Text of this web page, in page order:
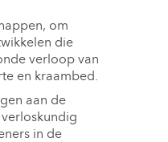
om
die
verloop van
en kraambed.
aan de
in de